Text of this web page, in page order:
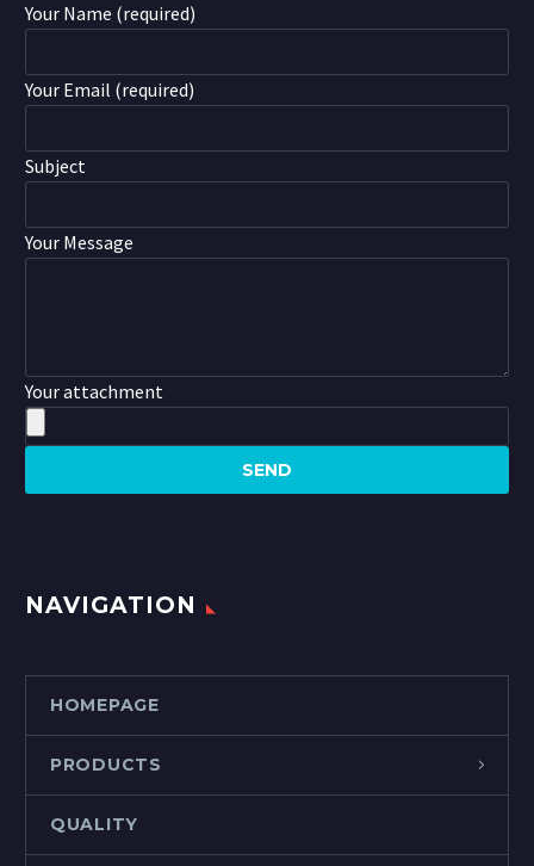
Your Name (required)
Your Email (required)
Subject
Your Message
Your attachment
NAVIGATION
HOMEPAGE
PRODUCTS
QUALITY